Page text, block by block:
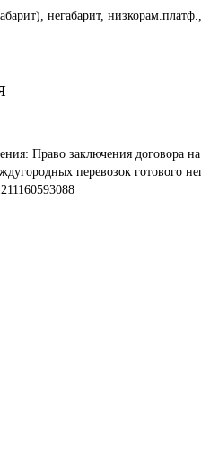
негабарит,
Право заключения договора
перевозок готового